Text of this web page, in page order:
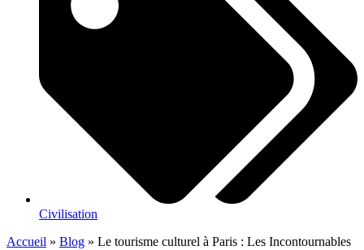
Civilisation
Accueil » Blog » Le tourisme culturel à Paris : Les Incontournables